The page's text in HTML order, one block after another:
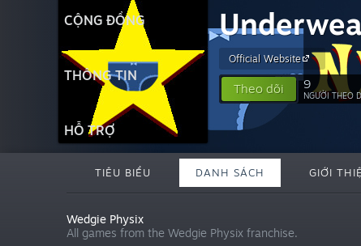
CỘNG ĐỒNG
THÔNG TIN
HỖ TRỢ
Official Website
Theo dõi 9
NGƯỜI THEO
TIÊU BIỂU DANH SÁCH GIỚI
Wedgie Physix
All games from the Wedgie Physix franchise.